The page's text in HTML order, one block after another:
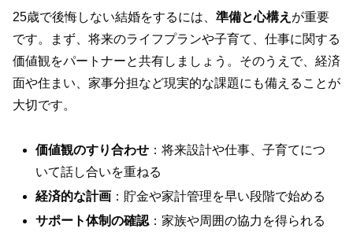
25歳で後悔しない結婚をするには、 準備と心構え が重要
です。まず、将来のライフプランや子育て、仕事に関する
価値観をパートナーと共有しましょう。そのうえで、経済
面や住まい、家事分担など現実的な課題にも備えることが
大切です。
価値観のすり合わせ ：将来設計や仕事、子育てにつ
いて話し合いを重ねる
経済的な計画 ：貯金や家計管理を早い段階で始める
サポート体制の確認 ：家族や周囲の協力を得られる